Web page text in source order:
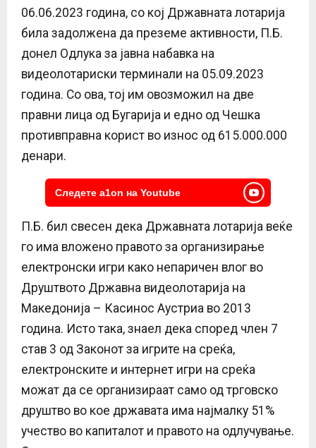
06.06.2023 година, со кој Државната лотарија
била задолжена да преземе активности, П.Б.
донел Одлука за јавна набавка на
видеолотариски терминали на 05.09.2023
година. Со ова, тој им овозможил на две
правни лица од Бугарија и едно од Чешка
противправна корист во износ од 615.000.000
денари.
Следете a1on на Youtube
П.Б. бил свесен дека Државната лотарија веќе
го има вложено правото за организирање
електронски игри како непаричен влог во
Друштвото Државна видеолотарија на
Македонија – Касинос Аустриа во 2013
година. Исто така, знаел дека според член 7
став 3 од Законот за игрите на среќа,
електронските и интернет игри на среќа
можат да се организираат само од трговско
друштво во кое државата има најмалку 51%
учество во капиталот и правото на одлучување.